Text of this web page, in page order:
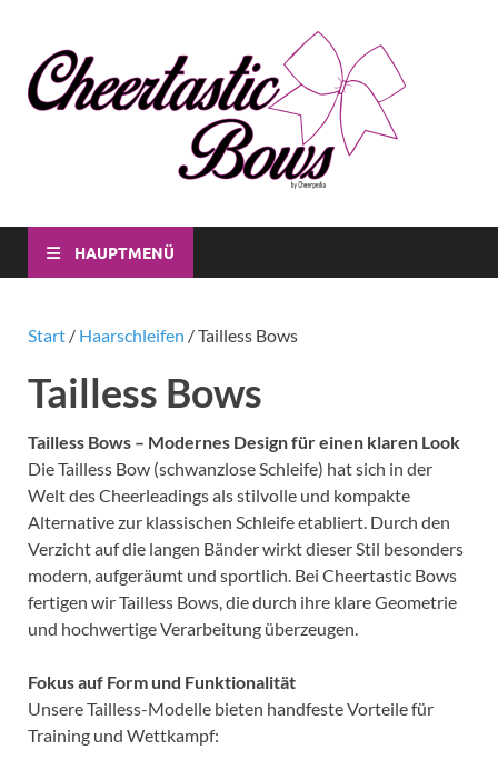
HAUPTMENÜ
Start / Haarschleifen / Tailless Bows
Tailless Bows
Tailless Bows – Modernes Design für einen klaren Look
Die Tailless Bow (schwanzlose Schleife) hat sich in der
Welt des Cheerleadings als stilvolle und kompakte
Alternative zur klassischen Schleife etabliert. Durch den
Verzicht auf die langen Bänder wirkt dieser Stil besonders
modern, aufgeräumt und sportlich. Bei Cheertastic Bows
fertigen wir Tailless Bows, die durch ihre klare Geometrie
und hochwertige Verarbeitung überzeugen.
Fokus auf Form und Funktionalität
Unsere Tailless-Modelle bieten handfeste Vorteile für
Training und Wettkampf: